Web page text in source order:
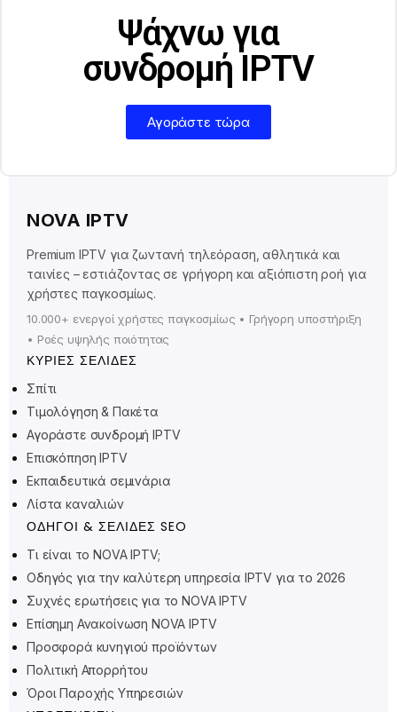
Ψάχνω για
συνδρομή IPTV
Αγοράστε τώρα
NOVA IPTV
Premium IPTV για ζωντανή τηλεόραση, αθλητικά και
ταινίες – εστιάζοντας σε γρήγορη και αξιόπιστη ροή για
χρήστες παγκοσμίως.
10.000+ ενεργοί χρήστες παγκοσμίως • Γρήγορη υποστήριξη
• Ροές υψηλής ποιότητας
ΚΎΡΙΕΣ ΣΕΛΊΔΕΣ
Σπίτι
Τιμολόγηση & Πακέτα
Αγοράστε συνδρομή IPTV
Επισκόπηση IPTV
Εκπαιδευτικά σεμινάρια
Λίστα καναλιών
ΟΔΗΓΟΊ & ΣΕΛΊΔΕΣ SEO
Τι είναι το NOVA IPTV;
Οδηγός για την καλύτερη υπηρεσία IPTV για το 2026
Συχνές ερωτήσεις για το NOVA IPTV
Επίσημη Ανακοίνωση NOVA IPTV
Προσφορά κυνηγιού προϊόντων
Πολιτική Απορρήτου
Όροι Παροχής Υπηρεσιών
Türkçe